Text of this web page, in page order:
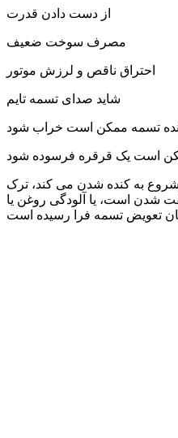
از دست دادن قدرت
مصرف سوخت ضعیف
احتراق ناقص و لرزش موتور
شاید صدای تسمه تایم
تسمه ممکن است خراب شود
است یک قرقره فرسوده شود
شروع به کنده شدن می کند، ترک
شدن است، یا آلودگی روغن یا